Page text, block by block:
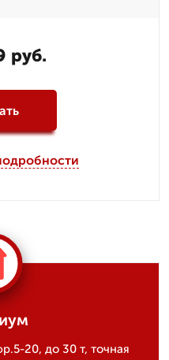
руб.
20, до 30 т, точная